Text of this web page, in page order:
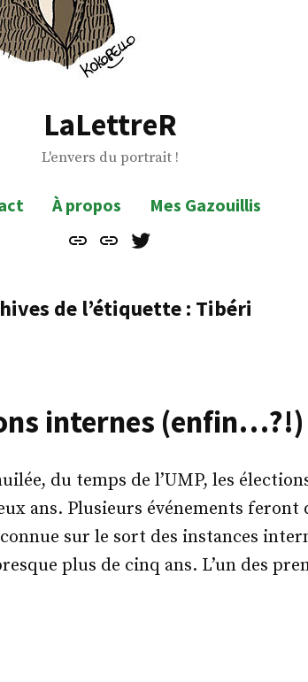
LaLettreR
L'envers du portrait !
À propos
Mes Gazouillis
Contact
À
Mes
de l’étiquette : Tibéri
internes (enfin…?!)
du temps de l’UMP, les
ans. Plusieurs événements feront
sur le sort des instances
plus de cinq ans. L’un des